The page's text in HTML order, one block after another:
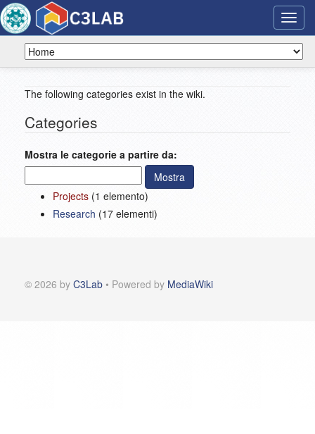
The following categories exist in the wiki.
Categories
Mostra le categorie a partire da:
Projects ‏‎ (1 elemento)
Research ‏‎ (17 elementi)
© 2026 by C3Lab • Powered by MediaWiki